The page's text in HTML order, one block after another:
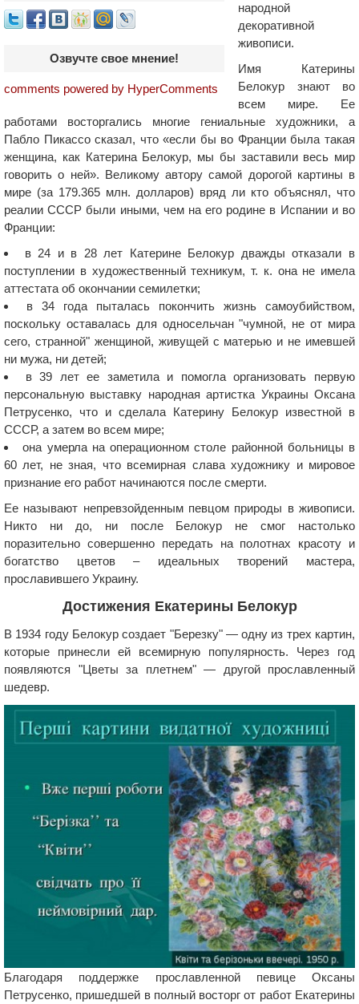
Озвучте свое мнение!
comments powered by HyperComments
народной
декоративной
живописи.
Имя Катерины
Белокур знают во
всем мире. Ее
работами восторгались многие гениальные художники, а
Пабло Пикассо сказал, что «если бы во Франции была такая
женщина, как Катерина Белокур, мы бы заставили весь мир
говорить о ней». Великому автору самой дорогой картины в
мире (за 179.365 млн. долларов) вряд ли кто объяснял, что
реалии СССР были иными, чем на его родине в Испании и во
Франции:
в 24 и в 28 лет Катерине Белокур дважды отказали в
поступлении в художественный техникум, т. к. она не имела
аттестата об окончании семилетки;
в 34 года пыталась покончить жизнь самоубийством,
поскольку оставалась для односельчан "чумной, не от мира
сего, странной" женщиной, живущей с матерью и не имевшей
ни мужа, ни детей;
в 39 лет ее заметила и помогла организовать первую
персональную выставку народная артистка Украины Оксана
Петрусенко, что и сделала Катерину Белокур известной в
СССР, а затем во всем мире;
она умерла на операционном столе районной больницы в
60 лет, не зная, что всемирная слава художнику и мировое
признание его работ начинаются после смерти.
Ее называют непревзойденным певцом природы в живописи.
Никто ни до, ни после Белокур не смог настолько
поразительно совершенно передать на полотнах красоту и
богатство цветов – идеальных творений мастера,
прославившего Украину.
Достижения Екатерины Белокур
В 1934 году Белокур создает "Березку" — одну из трех картин,
которые принесли ей всемирную популярность. Через год
появляются "Цветы за плетнем" — другой прославленный
шедевр.
Благодаря поддержке прославленной певице Оксаны
Петрусенко, пришедшей в полный восторг от работ Екатерины